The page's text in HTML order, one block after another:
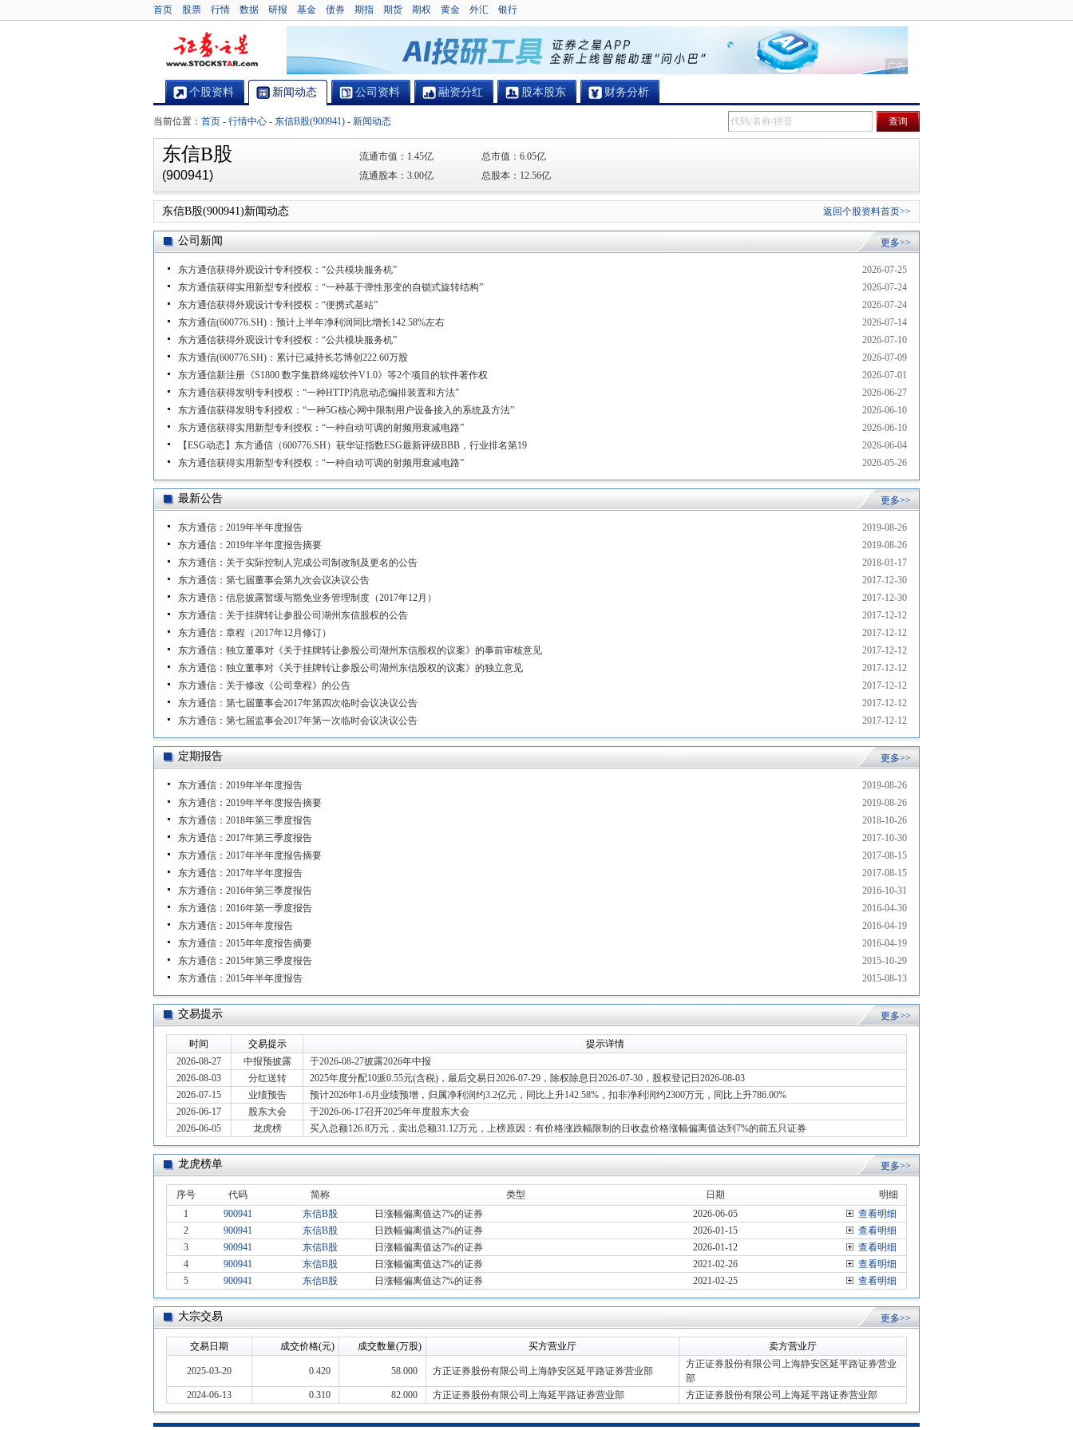
首页 股票 行情 数据 研报 基金 债券 期指 期货 期权 黄金 外汇 银行
个股资料 新闻动态 公司资料 融资分红 股本股东 财务分析
当前位置： 首页 - 行情中心 - 东信B股(900941) - 新闻动态
东信B股
(900941)
流通市值： 1.45亿 总市值： 6.05亿
流通股本： 3.00亿 总股本： 12.56亿
东信B股(900941)新闻动态 返回个股资料首页>>
公司新闻 更多>>
2026-07-25
东方通信获得外观设计专利授权：“公共模块服务机”
2026-07-24
东方通信获得实用新型专利授权：“一种基于弹性形变的自锁式旋转结构”
2026-07-24
东方通信获得外观设计专利授权：“便携式基站”
2026-07-14
东方通信(600776.SH)：预计上半年净利润同比增长142.58%左右
2026-07-10
东方通信获得外观设计专利授权：“公共模块服务机”
2026-07-09
东方通信(600776.SH)：累计已减持长芯博创222.60万股
2026-07-01
东方通信新注册《S1800 数字集群终端软件V1.0》等2个项目的软件著作权
2026-06-27
东方通信获得发明专利授权：“一种HTTP消息动态编排装置和方法”
2026-06-10
东方通信获得发明专利授权：“一种5G核心网中限制用户设备接入的系统及方法”
2026-06-10
东方通信获得实用新型专利授权：“一种自动可调的射频用衰减电路”
2026-06-04
【ESG动态】东方通信（600776.SH）获华证指数ESG最新评级BBB，行业排名第19
2026-05-26
东方通信获得实用新型专利授权：“一种自动可调的射频用衰减电路”
最新公告 更多>>
2019-08-26
东方通信：2019年半年度报告
2019-08-26
东方通信：2019年半年度报告摘要
2018-01-17
东方通信：关于实际控制人完成公司制改制及更名的公告
2017-12-30
东方通信：第七届董事会第九次会议决议公告
2017-12-30
东方通信：信息披露暂缓与豁免业务管理制度（2017年12月）
2017-12-12
东方通信：关于挂牌转让参股公司湖州东信股权的公告
2017-12-12
东方通信：章程（2017年12月修订）
2017-12-12
东方通信：独立董事对《关于挂牌转让参股公司湖州东信股权的议案》的事前审核意见
2017-12-12
东方通信：独立董事对《关于挂牌转让参股公司湖州东信股权的议案》的独立意见
2017-12-12
东方通信：关于修改《公司章程》的公告
2017-12-12
东方通信：第七届董事会2017年第四次临时会议决议公告
2017-12-12
东方通信：第七届监事会2017年第一次临时会议决议公告
定期报告 更多>>
2019-08-26
东方通信：2019年半年度报告
2019-08-26
东方通信：2019年半年度报告摘要
2018-10-26
东方通信：2018年第三季度报告
2017-10-30
东方通信：2017年第三季度报告
2017-08-15
东方通信：2017年半年度报告摘要
2017-08-15
东方通信：2017年半年度报告
2016-10-31
东方通信：2016年第三季度报告
2016-04-30
东方通信：2016年第一季度报告
2016-04-19
东方通信：2015年年度报告
2016-04-19
东方通信：2015年年度报告摘要
2015-10-29
东方通信：2015年第三季度报告
2015-08-13
东方通信：2015年半年度报告
交易提示 更多>>
时间 交易提示
提示详情
2026-08-27
中报预披露
于2026-08-27披露2026年中报
2026-08-03
分红送转
2025年度分配10派0.55元(含税)，最后交易日2026-07-29，除权除息日2026-07-30，股权登记日2026-08-03
2026-07-15
业绩预告
预计2026年1-6月业绩预增，归属净利润约3.2亿元，同比上升142.58%，扣非净利润约2300万元，同比上升786.00%
2026-06-17
股东大会
于2026-06-17召开2025年年度股东大会
2026-06-05
龙虎榜 买入总额126.8万元，卖出总额31.12万元，上榜原因：有价格涨跌幅限制的日收盘价格涨幅偏离值达到7%的前五只证券
龙虎榜单 更多>>
序号 代码 简称 类型 日期
明细
1
900941 东信B股 日涨幅偏离值达7%的证券 2026-06-05
查看明细
2
900941 东信B股 日跌幅偏离值达7%的证券 2026-01-15
查看明细
3
900941 东信B股 日涨幅偏离值达7%的证券 2026-01-12
查看明细
4
900941 东信B股 日涨幅偏离值达7%的证券 2021-02-26
查看明细
5
900941 东信B股 日涨幅偏离值达7%的证券 2021-02-25 查看明细
大宗交易 更多>>
交易日期 成交价格(元) 成交数量(万股) 买方营业厅 卖方营业厅
2025-03-20 0.420 58.000 方正证券股份有限公司上海静安区延平路证券营业部
方正证券股份有限公司上海静安区延平路证券营业
部
2024-06-13
0.310 82.000 方正证券股份有限公司上海延平路证券营业部 方正证券股份有限公司上海延平路证券营业部